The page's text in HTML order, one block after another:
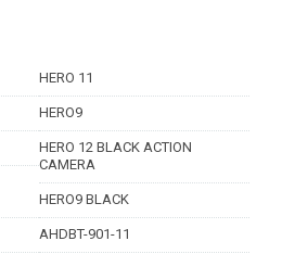
HERO 11
HERO9
HERO 12 BLACK ACTION
CAMERA
HERO9 BLACK
AHDBT-901-11